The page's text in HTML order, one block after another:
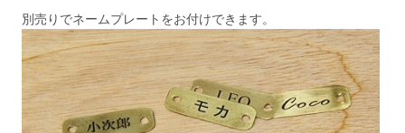
別売りでネームプレート をお付けできます。